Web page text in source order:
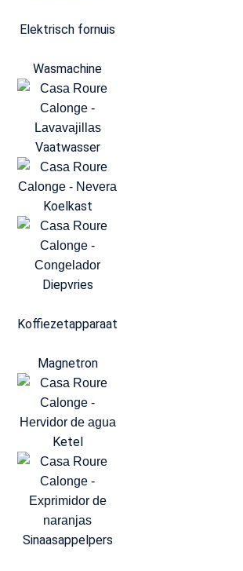
Elektrisch fornuis
Wasmachine
Vaatwasser
Koelkast
Diepvries
Koffiezetapparaat
Magnetron
Ketel
Sinaasappelpers